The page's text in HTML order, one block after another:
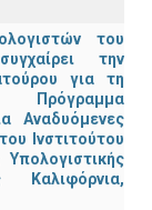
του
την
για τη
Αναδυόμενες
Ινστιτούτου